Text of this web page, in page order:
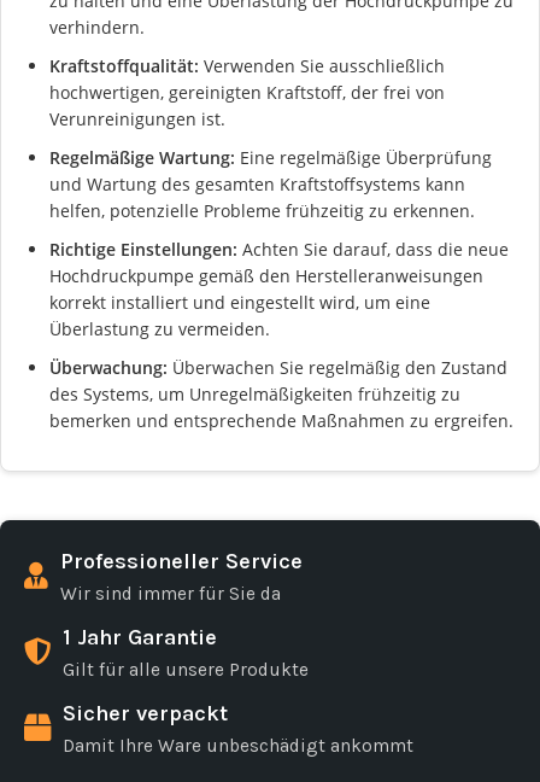
verhindern.
Kraftstoffqualität: Verwenden Sie ausschließlich
hochwertigen, gereinigten Kraftstoff, der frei von
Verunreinigungen ist.
Regelmäßige Wartung: Eine regelmäßige Überprüfung
und Wartung des gesamten Kraftstoffsystems kann
helfen, potenzielle Probleme frühzeitig zu erkennen.
Richtige Einstellungen: Achten Sie darauf, dass die neue
Hochdruckpumpe gemäß den Herstelleranweisungen
korrekt installiert und eingestellt wird, um eine
Überlastung zu vermeiden.
Überwachung: Überwachen Sie regelmäßig den Zustand
des Systems, um Unregelmäßigkeiten frühzeitig zu
bemerken und entsprechende Maßnahmen zu ergreifen.
Professioneller Service
Wir sind immer für Sie da
1 Jahr Garantie
Gilt für alle unsere Produkte
Sicher verpackt
Damit Ihre Ware unbeschädigt ankommt